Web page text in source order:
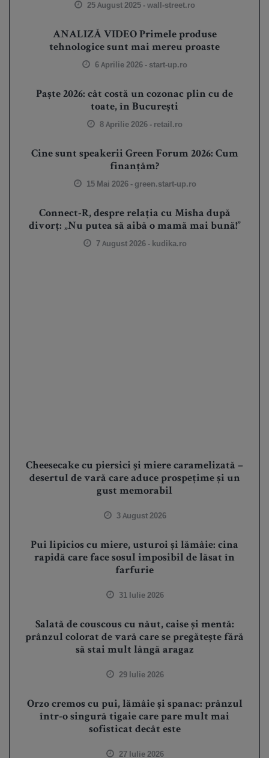
25 August 2025 -wall-street.ro
ANALIZĂ VIDEO Primele produse
tehnologice sunt mai mereu proaste
6 Aprilie 2026 - start-up.ro
Paște 2026: cât costă un cozonac plin cu de
toate, în București
8 Aprilie 2026 - retail.ro
Cine sunt speakerii Green Forum 2026: Cum
finanțăm?
15 Mai 2026 - green.start-up.ro
Connect-R, despre relația cu Misha după
divorț: „Nu putea să aibă o mamă mai bună!”
7 August 2026 - kudika.ro
Cheesecake cu piersici și miere caramelizată –
desertul de vară care aduce prospețime și un
gust memorabil
3 August 2026
Pui lipicios cu miere, usturoi și lămâie: cina
rapidă care face sosul imposibil de lăsat în
farfurie
31 Iulie 2026
Salată de couscous cu năut, caise și mentă:
prânzul colorat de vară care se pregătește fără
să stai mult lângă aragaz
29 Iulie 2026
Orzo cremos cu pui, lămâie și spanac: prânzul
într-o singură tigaie care pare mult mai
sofisticat decât este
27 Iulie 2026